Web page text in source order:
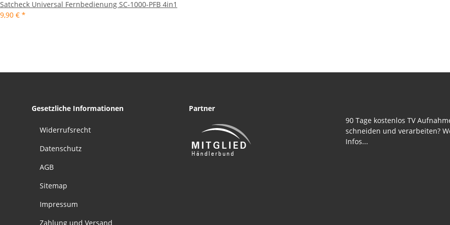
Satcheck Universal Fernbedienung SC-1000-PFB 4in1
9,90 € *
Gesetzliche Informationen
Widerrufsrecht
Datenschutz
AGB
Sitemap
Impressum
Zahlung und Versand
Partner
90 Tage kostenlos TV
schneiden und verarbeiten?
Infos...